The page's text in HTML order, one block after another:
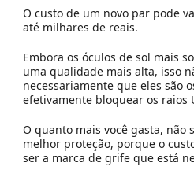
O custo de um novo par pode
até milhares de reais.
Embora os óculos de sol mais
uma qualidade mais alta, isso
necessariamente que eles são
efetivamente bloquear os raios
O quanto mais você gasta, não
melhor proteção, porque o
ser a marca de grife que está